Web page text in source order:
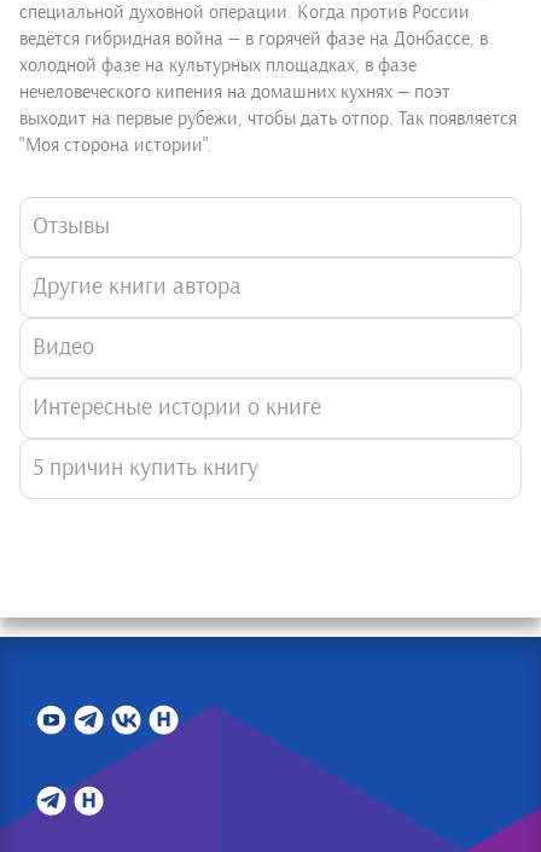
специальной духовной операции. Когда против России
ведётся гибридная война — в горячей фазе на Донбассе, в
холодной фазе на культурных площадках, в фазе
нечеловеческого кипения на домашних кухнях — поэт
выходит на первые рубежи, чтобы дать отпор. Так появляется
"Моя сторона истории".
Отзывы
Другие книги автора
Видео
Интересные истории о книге
5 причин купить книгу